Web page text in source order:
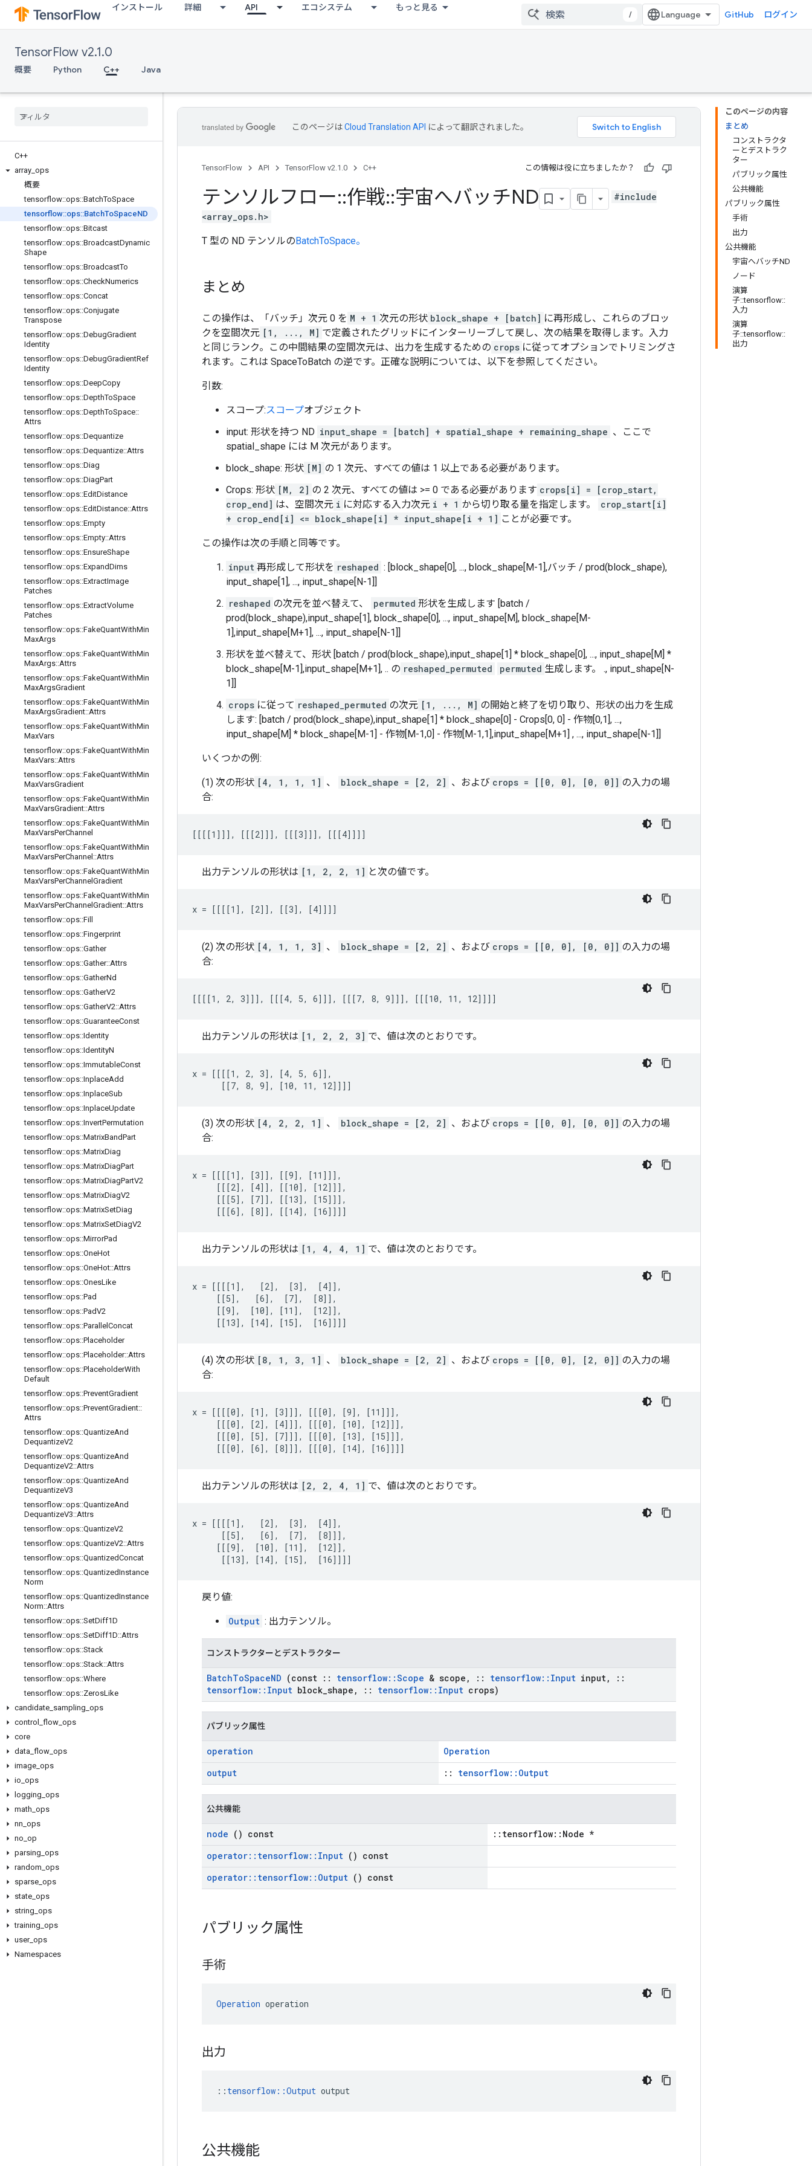
インストール 詳細 API エコシステム もっと見る
/ GitHub ログイン
TensorFlow v2.1.0
概要 Python C++ Java
C++
array ops
概要
tensorflow::ops::BatchToSpace
tensorflow::ops::BatchToSpaceND
tensorflow::ops::Bitcast
tensorflow::ops::BroadcastDynamic
Shape
tensorflow::ops::BroadcastTo
tensorflow::ops::CheckNumerics
tensorflow::ops::Concat
tensorflow::ops::Conjugate
Transpose
tensorflow::ops::DebugGradient
Identity
tensorflow::ops::DebugGradientRef
Identity
tensorflow::ops::DeepCopy
tensorflow::ops::DepthToSpace
tensorflow::ops::DepthToSpace::
Attrs
tensorflow::ops::Dequantize
tensorflow::ops::Dequantize::Attrs
tensorflow::ops::Diag
tensorflow::ops::DiagPart
tensorflow::ops::EditDistance
tensorflow::ops::EditDistance::Attrs
tensorflow::ops::Empty
tensorflow::ops::Empty::Attrs
tensorflow::ops::EnsureShape
tensorflow::ops::ExpandDims
tensorflow::ops::ExtractImage
Patches
tensorflow::ops::ExtractVolume
Patches
tensorflow::ops::FakeQuantWithMin
MaxArgs
tensorflow::ops::FakeQuantWithMin
MaxArgs::Attrs
tensorflow::ops::FakeQuantWithMin
MaxArgsGradient
tensorflow::ops::FakeQuantWithMin
MaxArgsGradient::Attrs
tensorflow::ops::FakeQuantWithMin
MaxVars
tensorflow::ops::FakeQuantWithMin
MaxVars::Attrs
tensorflow::ops::FakeQuantWithMin
MaxVarsGradient
tensorflow::ops::FakeQuantWithMin
MaxVarsGradient::Attrs
tensorflow::ops::FakeQuantWithMin
MaxVarsPerChannel
tensorflow::ops::FakeQuantWithMin
MaxVarsPerChannel ::Attrs
tensorflow::ops::FakeQuantWithMin
MaxVarsPerChannel Gradient
tensorflow::ops::FakeQuantWithMin
MaxVarsPerChannel Gradient::Attrs
tensorflow::ops::Fill
tensorflow::ops::Fingerprint
tensorflow::ops::Gather
tensorflow::ops::Gather::Attrs
tensorflow::ops::GatherNd
tensorflow::ops::GatherV2
tensorflow::ops::GatherV2::Attrs
tensorflow::ops::GuaranteeConst
tensorflow::ops::Identity
tensorflow::ops::IdentityN
tensorflow::ops::ImmutableConst
tensorflow::ops::InplaceAdd
tensorflow::ops::InplaceSub
tensorflow::ops::InplaceUpdate
tensorflow::ops::InvertPermutation
tensorflow::ops::MatrixBandPart
tensorflow::ops::MatrixDiag
tensorflow::ops::MatrixDiagPart
tensorflow::ops::MatrixDiagPartV2
tensorflow::ops::MatrixDiagV2
tensorflow::ops::MatrixSetDiag
tensorflow::ops::MatrixSetDiagV2
tensorflow::ops::MirrorPad
tensorflow::ops::OneHot
tensorflow::ops::OneHot::Attrs
tensorflow::ops::OnesLike
tensorflow::ops::Pad
tensorflow::ops::PadV2
tensorflow::ops::Parallel Concat
tensorflow::ops::Placeholder
tensorflow::ops::Placeholder::Attrs
tensorflow::ops::PlaceholderWith
Default
tensorflow::ops::PreventGradient
tensorflow::ops::PreventGradient::
Attrs
tensorflow::ops::QuantizeAnd
DequantizeV2
tensorflow::ops::QuantizeAnd
DequantizeV2::Attrs
tensorflow::ops::QuantizeAnd
DequantizeV3
tensorflow::ops::QuantizeAnd
DequantizeV3::Attrs
tensorflow::ops::QuantizeV2
tensorflow::ops::QuantizeV2::Attrs
tensorflow::ops::QuantizedConcat
tensorflow::ops::QuantizedInstance
Norm
tensorflow::ops::QuantizedInstance
Norm::Attrs
tensorflow::ops::SetDiff1D
tensorflow::ops::SetDiff1D::Attrs
tensorflow::ops::Stack
tensorflow::ops::Stack::Attrs
tensorflow::ops::Where
tensorflow::ops::ZerosLike
candidate sampling ops
control
flow ops
core
data flow ops
image ops
io ops
logging ops
math ops
nn ops
no op
parsing ops
random ops
sparse ops
state ops
string ops
training ops
user_ ops
Namespaces
このページの内容
まとめ
コンストラクタ
ーとデストラク
ター
パブリック属性
公共機能
パブリック属性
手術
出力
公共機能
宇宙へバッチND
ノード
演算
子::tensorflow::
入力
演算
子::tensorflow::
出力
このページはCloud Translation API によって翻訳されました。
TensorFlow API TensorFlow v2.1.0 C++ この情報は役に立ちましたか？
テンソルフロー::作戦::宇宙へバッチND
#include
<array_ops.h>
T 型の ND テンソルのBatchToSpace。
まとめ
この操作は、「バッチ」次元 0 を M + 1 次元の形状 block_shape + [batch] に再形成し、これらのブロッ
クを空間次元 [1, ..., M] で定義されたグリッドにインターリーブして戻し、次の結果を取得します。入力
と同じランク。この中間結果の空間次元は、出力を生成するための crops に従ってオプションでトリミングさ
れます。これは SpaceToBatch の逆です。正確な説明については、以下を参照してください。
引数:
スコープ:スコープオブジェクト
input: 形状を持つ ND input_shape = [batch] + spatial_shape + remaining_shape 、ここで
spatial_shape には M 次元があります。
block_shape: 形状 [M] の 1 次元、すべての値は 1 以上である必要があります。
Crops: 形状 [M, 2] の 2 次元、すべての値は >= 0 である必要があります crops[i] = [crop_start,
crop_end] は、空間次元 i に対応する入力次元 i + 1 から切り取る量を指定します。
crop_start[i]
+ crop_end[i] <= block_shape[i] * input_shape[i + 1] ことが必要です。
この操作は次の手順と同等です。
input 再形成して形状を reshaped : [block_shape[0], ..., block_shape[M-1],バッチ / prod(block_shape),
input_shape[1], ..., input_shape[N-1]]
reshaped の次元を並べ替えて、 permuted 形状を生成します [batch /
prod(block_shape),input_shape[1], block_shape[0], ..., input_shape[M], block_shape[M-
1],input_shape[M+1], ..., input_shape[N-1]]
形状を並べ替えて、形状 [batch / prod(block_shape),input_shape[1] * block_shape[0], ..., input_shape[M] *
block_shape[M-1],input_shape[M+1], .. の reshaped_permuted permuted 生成します。 ., input_shape[N-
1]]
crops に従って reshaped_permuted の次元 [1, ..., M] の開始と終了を切り取り、形状の出力を生成
します: [batch / prod(block_shape),input_shape[1] * block_shape[0] - Crops[0, 0] - 作物[0,1], ...,
input_shape[M] * block_shape[M-1] - 作物[M-1,0] - 作物[M-1,1],input_shape[M+1] , ..., input_shape[N-1]]
いくつかの例:
(1) 次の形状 [4, 1, 1, 1] 、 block_shape = [2, 2] 、および crops = [[0, 0], [0, 0]] の入力の場
合:
[[[[1]]], [[[2]]], [[[3]]], [[[4]]]]
出力テンソルの形状は [1, 2, 2, 1] と次の値です。
x = [[[[1], [2]], [[3], [4]]]]
(2) 次の形状 [4, 1, 1, 3] 、 block_shape = [2, 2] 、および crops = [[0, 0], [0, 0]] の入力の場
合:
[[[[1, 2, 3]]], [[[4, 5, 6]]], [[[7, 8, 9]]], [[[10, 11, 12]]]]
出力テンソルの形状は [1, 2, 2, 3] で、値は次のとおりです。
x = [[[[1, 2, 3], [4, 5, 6]],
      [[7, 8, 9], [10, 11, 12]]]]
(3) 次の形状 [4, 2, 2, 1] 、 block_shape = [2, 2] 、および crops = [[0, 0], [0, 0]] の入力の場
合:
x = [[[[1], [3]], [[9], [11]]],
     [[[2], [4]], [[10], [12]]],
     [[[5], [7]], [[13], [15]]],
     [[[6], [8]], [[14], [16]]]]
出力テンソルの形状は [1, 4, 4, 1] で、値は次のとおりです。
x = [[[[1],   [2],  [3],  [4]],
     [[5],   [6],  [7],  [8]],
     [[9],  [10], [11],  [12]],
     [[13], [14], [15],  [16]]]]
(4) 次の形状 [8, 1, 3, 1] 、 block_shape = [2, 2] 、および crops = [[0, 0], [2, 0]] の入力の場
合:
x = [[[[0], [1], [3]]], [[[0], [9], [11]]],
     [[[0], [2], [4]]], [[[0], [10], [12]]],
     [[[0], [5], [7]]], [[[0], [13], [15]]],
     [[[0], [6], [8]]], [[[0], [14], [16]]]]
出力テンソルの形状は [2, 2, 4, 1] で、値は次のとおりです。
x = [[[[1],   [2],  [3],  [4]],
      [[5],   [6],  [7],  [8]]],
     [[[9],  [10], [11],  [12]],
      [[13], [14], [15],  [16]]]]
戻り値:
Output : 出力テンソル。
コンストラクターとデストラクター
BatchToSpaceND (const :: tensorflow::Scope & scope , :: tensorflow:: Input input,
::
tensorflow:: Input block shape , :: tensorflow:: Input crops)
パブリック属性
operation
Operation
output
:: tensorflow::Output
公共機能
node () const
::tensorflow::Node *
operator:: tensorflow:: Input () const
operator:: tensorflow:: Output () const
パブリック属性
手術
Operation operation
出力
:: tensorflow::Output output
公共機能